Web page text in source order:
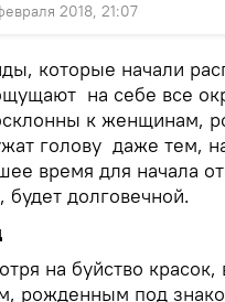
2018, 21:07
которые начали
на себе все
к женщинам,
голову даже тем,
время для начала
будет долговечной.
на буйство
рожденным под